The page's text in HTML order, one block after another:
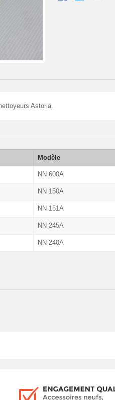
Astoria.
Modèle
NN 600A
NN 150A
NN 151A
NN 245A
NN 240A